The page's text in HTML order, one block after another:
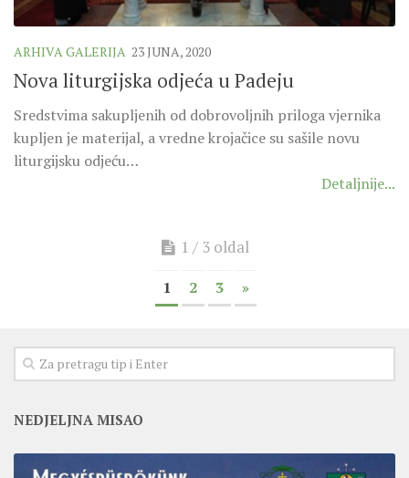
ARHIVA GALERIJA 23 JUNA, 2020
Nova liturgijska odjeća u Padeju
Sredstvima sakupljenih od dobrovoljnih priloga vjernika
kupljen je materijal, a vredne krojačice su sašile novu
liturgijsku odjeću…
Detaljnije...
1 / 3 oldal
1 2 3 »
NEDJELJNA MISAO